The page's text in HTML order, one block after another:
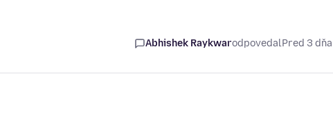
Abhishek RaykwarodpovedalPred 3